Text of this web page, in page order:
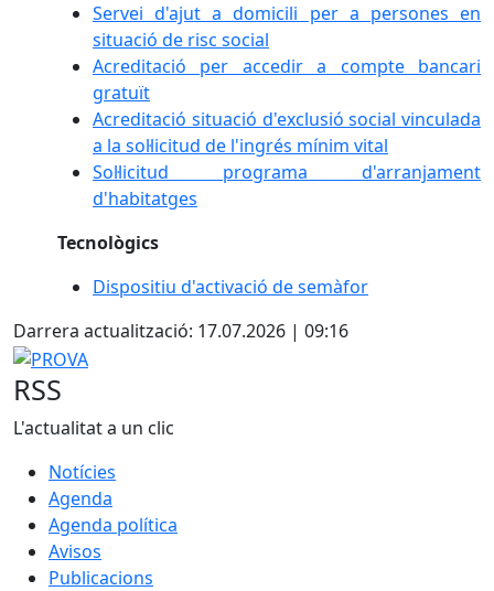
Servei d'ajut a domicili per a persones en
situació de risc social
Acreditació per accedir a compte bancari
gratuït
Acreditació situació d'exclusió social vinculada
a la sol·licitud de l'ingrés mínim vital
Sol·licitud programa d'arranjament
d'habitatges
Tecnològics
Dispositiu d'activació de semàfor
Darrera actualització: 17.07.2026 | 09:16
PROVA
RSS
L'actualitat a un clic
Notícies
Agenda
Agenda política
Avisos
Publicacions